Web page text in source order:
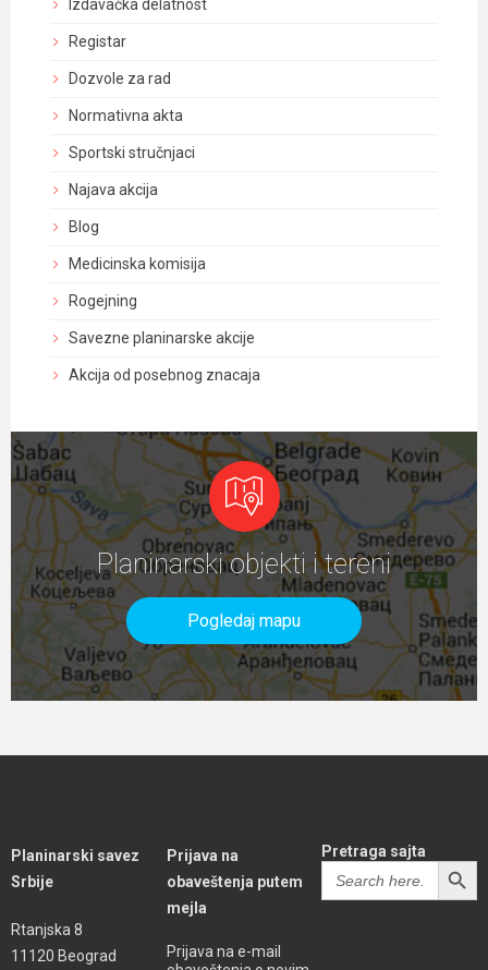
Izdavačka delatnost
Registar
Dozvole za rad
Normativna akta
Sportski stručnjaci
Najava akcija
Blog
Medicinska komisija
Rogejning
Savezne planinarske akcije
Akcija od posebnog znacaja
Planinarski objekti i tereni
Pogledaj mapu
Planinarski savez
Srbije
Rtanjska 8
11120 Beograd
Prijava na
obaveštenja putem
mejla
Prijava na e-mail
Pretraga sajta
Search
for:
SEARCH